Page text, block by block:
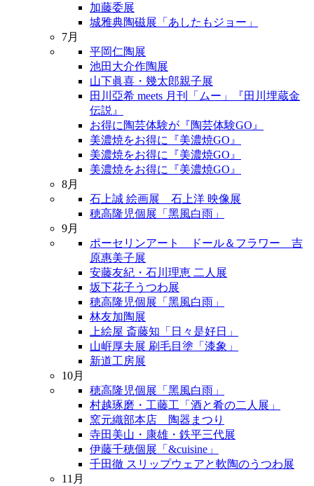
加藤委展
城雅典陶磁展「あしたもジョー」
7月
平岡仁陶展
池田大介作陶展
山下眞喜・幾太郎親子展
田川亞希 meets 月刊「ムー」『田川埋蔵金
伝説』
お得に陶芸体験が『陶芸体験GO』
美濃焼をお得に『美濃焼GO』
美濃焼をお得に『美濃焼GO』
美濃焼をお得に『美濃焼GO』
8月
石上誠 絵画展 石上洋 映像展
穂高隆児個展「黑風白雨」
9月
ポーセリンアート ドール＆フラワー 吉
原惠美子展
安藤友紀・石川理恵 二人展
坂下花子うつわ展
穂高隆児個展「黑風白雨」
林友加陶展
上絵屋 斎藤知「日々是好日」
山㟁厚夫展 刷毛目塗「漆象」
新道工房展
10月
穂高隆児個展「黑風白雨」
村越琢磨・工藤工「酒と肴の二人展」
窯元織部本店 陶器まつり
寺田美山・康雄・鉄平三代展
伊藤千穂個展「&cuisine」
千田徹 スリップウェアと軟陶のうつわ展
11月